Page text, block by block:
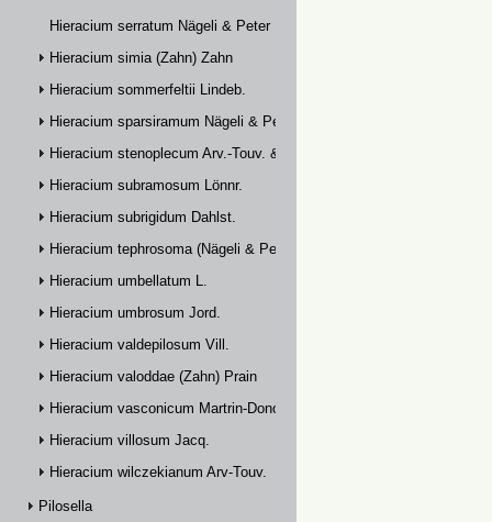
Hieracium serratum Nägeli & Peter
Hieracium simia (Zahn) Zahn
Hieracium sommerfeltii Lindeb.
Hieracium sparsiramum Nägeli & Peter
Hieracium stenoplecum Arv.-Touv. & Huter
Hieracium subramosum Lönnr.
Hieracium subrigidum Dahlst.
Hieracium tephrosoma (Nägeli & Peter) Zahn
Hieracium umbellatum L.
Hieracium umbrosum Jord.
Hieracium valdepilosum Vill.
Hieracium valoddae (Zahn) Prain
Hieracium vasconicum Martrin-Donos
Hieracium villosum Jacq.
Hieracium wilczekianum Arv-Touv.
Pilosella